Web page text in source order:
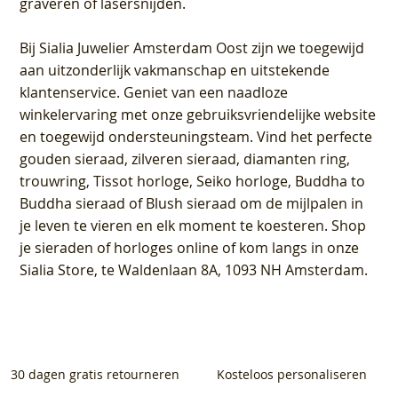
BijSialia Juwelier Amsterdam Oostzijn we toegewijd
aan uitzonderlijk vakmanschap en uitstekende
klantenservice. Geniet van een naadloze
winkelervaring met onze gebruiksvriendelijke website
en toegewijd ondersteuningsteam. Vind het perfecte
gouden sieraad, zilveren sieraad, diamanten ring,
trouwring, Tissot horloge, Seiko horloge, Buddha to
Buddha sieraad of Blush sieraad om de mijlpalen in
je leven te vieren en elk moment te koesteren. Shop
je sieraden of horloges online of kom langs in onze
Sialia Store, te Waldenlaan 8A, 1093 NH Amsterdam.
30 dagen gratis retourneren Kosteloos personaliseren